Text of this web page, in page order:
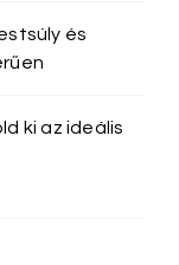
és
ki az ideális